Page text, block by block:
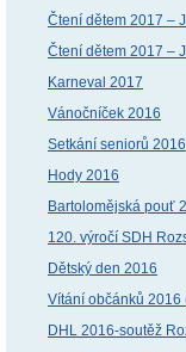
Čtení dětem 2017 –
Čtení dětem 2017 –
Karneval 2017
Vánočníček 2016
Setkání seniorů 2016
Hody 2016
Bartolomějská pouť
120. výročí SDH
Dětský den 2016
Vítání občánků 2016
DHL 2016-soutěž